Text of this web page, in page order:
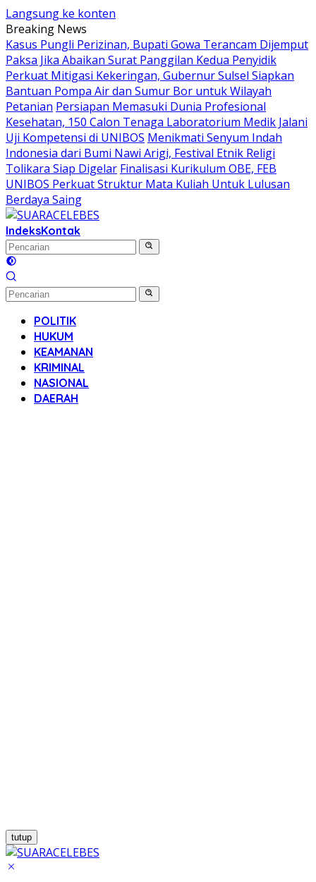
Langsung ke konten
Breaking News
Kasus Pungli Perizinan, Bupati Gowa Terancam Dijemput
Paksa Jika Abaikan Surat Panggilan Kedua Penyidik
Perkuat Mitigasi Kekeringan, Gubernur Sulsel Siapkan
Bantuan Pompa Air dan Sumur Bor untuk Wilayah
Petanian Persiapan Memasuki Dunia Profesional
Kesehatan, 150 Calon Tenaga Laboratorium Medik Jalani
Uji Kompetensi di UNIBOS Menikmati Senyum Indah
Indonesia dari Bumi Nawi Arigi, Festival Etnik Religi
Tolikara Siap Digelar Finalisasi Kurikulum OBE, FEB
UNIBOS Perkuat Struktur Mata Kuliah Untuk Lulusan
Berdaya Saing
IndeksKontak
POLITIK
HUKUM
KEAMANAN
KRIMINAL
NASIONAL
DAERAH
tutup